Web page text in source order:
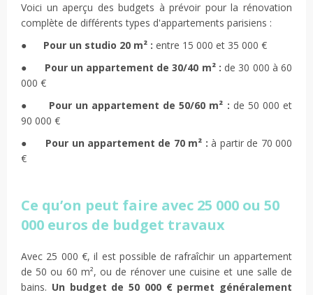
Voici un aperçu des budgets à prévoir pour la rénovation
complète de différents types d'appartements parisiens :
● Pour un studio 20 m² : entre 15 000 et 35 000 €
● Pour un appartement de 30/40 m² : de 30 000 à 60
000 €
● Pour un appartement de 50/60 m² : de 50 000 et
90 000 €
● Pour un appartement de 70 m² : à partir de 70 000
€
Ce qu’on peut faire avec 25 000 ou 50
000 euros de budget travaux
Avec 25 000 €, il est possible de rafraîchir un appartement
de 50 ou 60 m², ou de rénover une cuisine et une salle de
bains. Un budget de 50 000 € permet généralement